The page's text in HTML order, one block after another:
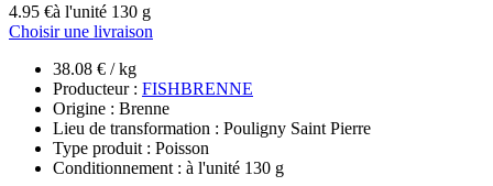
4.95 €à l'unité 130 g
Choisir une livraison
38.08 € / kg
Producteur : FISHBRENNE
Origine : Brenne
Lieu de transformation : Pouligny Saint Pierre
Type produit : Poisson
Conditionnement : à l'unité 130 g